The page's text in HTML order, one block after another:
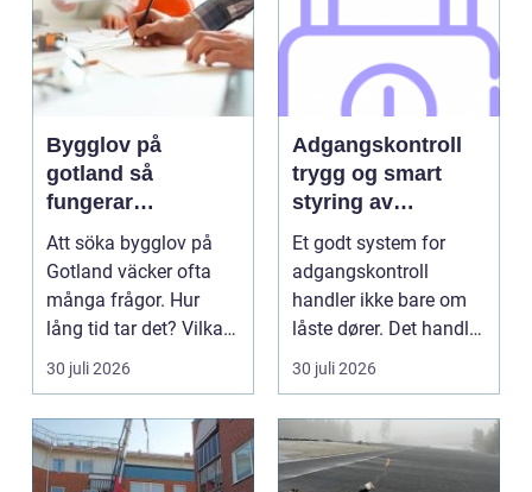
Bygglov på
gotland så
fungerar
processen i
praktiken
Att söka bygglov på
Gotland väcker ofta
många frågor. Hur
lång tid tar det? Vilka
handlingar behövs?...
30 juli 2026
Adgangskontroll
trygg og smart
styring av
tilganger
Et godt system for
adgangskontroll
handler ikke bare om
låste dører. Det handler
om å ha oversikt, k...
30 juli 2026